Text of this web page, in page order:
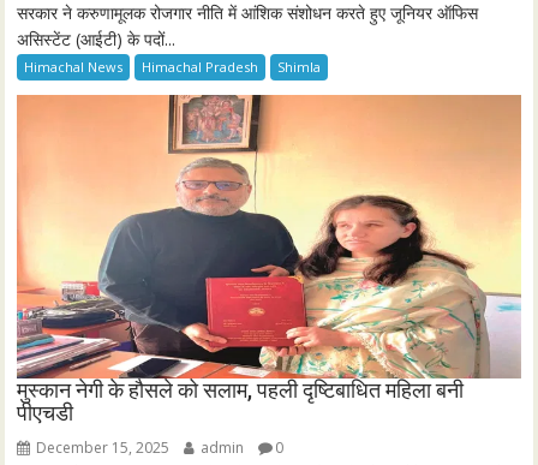
सरकार ने करुणामूलक रोजगार नीति में आंशिक संशोधन करते हुए जूनियर ऑफिस
असिस्टेंट (आईटी) के पदों...
Himachal News Himachal Pradesh Shimla
मुस्कान नेगी के हौसले को सलाम, पहली दृष्टिबाधित महिला बनी
पीएचडी
December 15, 2025 admin 0